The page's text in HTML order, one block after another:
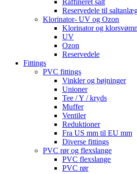
Raffineret salt
Reservedele til
Klorinator- UV og Ozon
Klorinator og
UV
Ozon
Reservedele
Fittings
PVC fittings
Vinkler og bøjninger
Unioner
Tee / Y / kryds
Muffer
Ventiler
Reduktioner
Fra US mm til EU mm
Diverse fittings
PVC rør og flexslange
PVC flexslange
PVC rør